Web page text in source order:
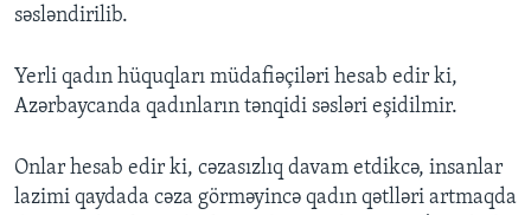
səsləndirilib.
Yerli qadın hüquqları müdafiəçiləri hesab edir ki,
Azərbaycanda qadınların tənqidi səsləri eşidilmir.
Onlar hesab edir ki, cəzasızlıq davam etdikcə, insanlar
lazimi qaydada cəza görməyincə qadın qətlləri artmaqda